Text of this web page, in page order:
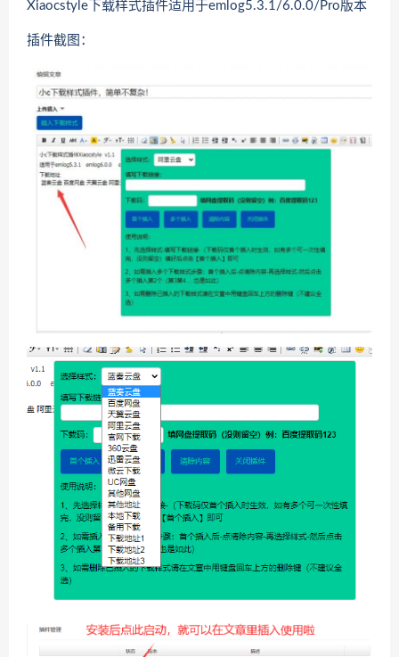
Xiaocstyle下载样式插件适用于emlog5.3.1/6.0.0/Pro版本
插件截图：